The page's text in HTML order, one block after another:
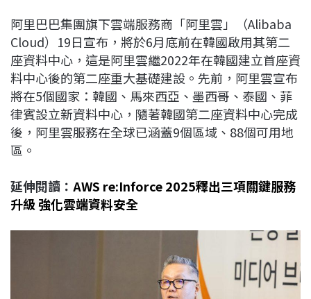
b
o
o
k
a
d
s
e
d
I
n
L
i
n
k
阿里巴巴集團旗下雲端服務商「阿里雲」（Alibaba
Cloud）19日宣布，將於6月底前在韓國啟用其第二
座資料中心，這是阿里雲繼2022年在韓國建立首座資
料中心後的第二座重大基礎建設。先前，阿里雲宣布
將在5個國家：韓國、馬來西亞、墨西哥、泰國、菲
律賓設立新資料中心，隨著韓國第二座資料中心完成
後，阿里雲服務在全球已涵蓋9個區域、88個可用地
區。
延伸閱讀： AWS re:Inforce 2025釋出三項關鍵服務
升級 強化雲端資料安全